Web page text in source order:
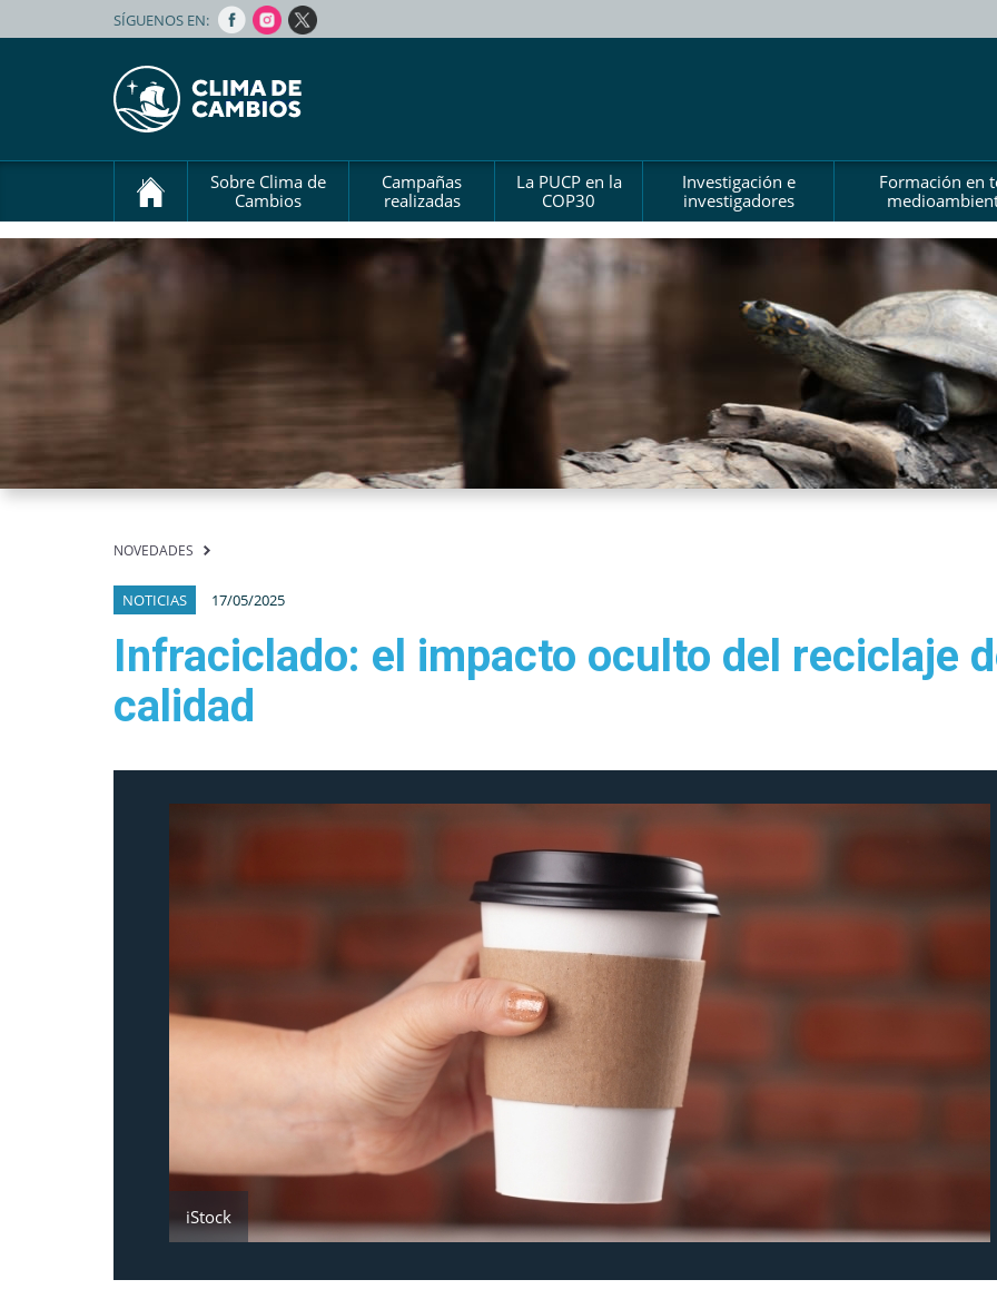
SÍGUENOS EN:
Sobre Clima de
Cambios
Campañas
realizadas
La PUCP en la
COP30
Investigación e
investigadores
Formación en
NOVEDADES
NOTICIAS 17/05/2025
Infraciclado: el impacto oculto del reciclaje
calidad
iStock